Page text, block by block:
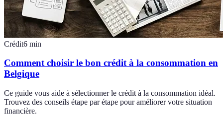
Crédit6 min
Comment choisir le bon crédit à la consommation en
Belgique
Ce guide vous aide à sélectionner le crédit à la consommation idéal.
Trouvez des conseils étape par étape pour améliorer votre situation
financière.